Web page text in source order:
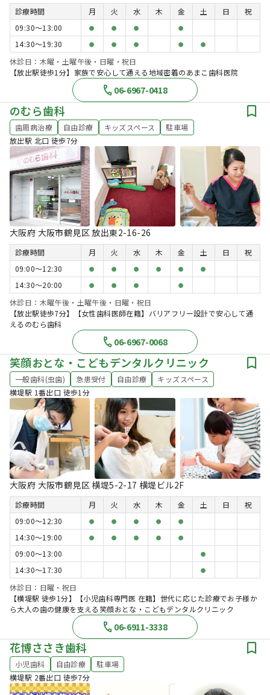
診療時間 月 火 水 木 金 土 日
祝
09:30〜13:00
● ● ● ●
14:30〜19:30 ● ● ● ● ●
休診日：木曜・土曜午後・日曜・祝日
【放出駅徒歩1分】家族で安心して通える地域密着のあまこ歯科医院
06-6967-0418
のむら歯科
歯周病治療 自由診療 キッズスペース
駐車場
放出駅 北口 徒歩7分
大阪府 大阪市鶴見区 放出東2-16-26
診療時間 月 火 水 木 金 土 日
祝
09:00〜12:30
● ● ● ● ● ●
14:30〜20:00 ● ● ● ●
休診日：木曜午後・土曜午後・日曜・祝日
【放出駅徒歩7分】【女性歯科医師在籍】バリアフリー設計で安心して通
えるのむら歯科
06-6967-0068
笑顔おとな・こどもデンタルクリニック
一般歯科(虫歯) 急患受付 自由診療
キッズスペース
横堤駅 1番出口 徒歩1分
大阪府 大阪市鶴見区 横堤5-2-17 横堤ビル2F
診療時間 月 火 水 木 金 土 日
祝
09:00〜12:30
● ● ● ● ●
14:30〜19:00 ● ● ● ● ●
09:00〜13:00 ●
14:30〜17:30 ●
休診日：日曜・祝日
【横堤駅 徒歩1分】【小児歯科専門医 在籍】世代に応じた診療でお子様か
ら大人の歯の健康を支える笑顔おとな・こどもデンタルクリニック
06-6911-3338
花博ささき歯科
小児歯科 自由診療
駐車場
横堤駅 2番出口 徒歩7分